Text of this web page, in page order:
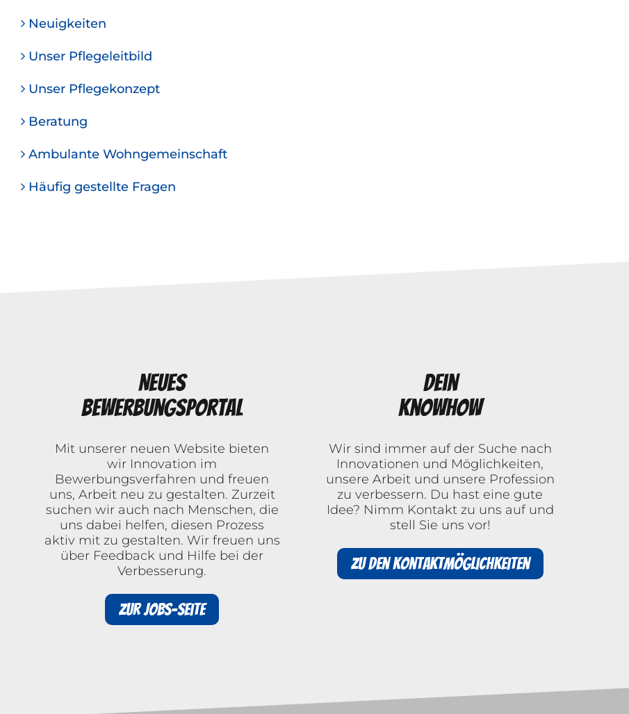
Neuigkeiten
Unser Pflegeleitbild
Unser Pflegekonzept
Beratung
Ambulante Wohngemeinschaft
Häufig gestellte Fragen
Neues
Bewerbungsportal
Mit unserer neuen Website bieten
wir Innovation im
Bewerbungsverfahren und freuen
uns, Arbeit neu zu gestalten. Zurzeit
suchen wir auch nach Menschen, die
uns dabei helfen, diesen Prozess
aktiv mit zu gestalten. Wir freuen uns
über Feedback und Hilfe bei der
Verbesserung.
Zur Jobs-Seite
Dein
Knowhow
Wir sind immer auf der Suche nach
Innovationen und Möglichkeiten,
unsere Arbeit und unsere Profession
zu verbessern. Du hast eine gute
Idee? Nimm Kontakt zu uns auf und
stell Sie uns vor!
Zu den Kontaktmöglichkeiten